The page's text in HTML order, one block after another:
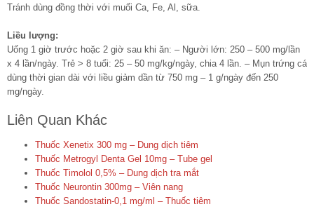
Tránh dùng đồng thời với muối Ca, Fe, Al, sữa.
Liều lượng:
Uống 1 giờ trước hoặc 2 giờ sau khi ăn: – Người lớn: 250 – 500 mg/lần
x 4 lần/ngày. Trẻ > 8 tuổi: 25 – 50 mg/kg/ngày, chia 4 lần. – Mụn trứng cá
dùng thời gian dài với liều giảm dần từ 750 mg – 1 g/ngày đến 250
mg/ngày.
Liên Quan Khác
Thuốc Xenetix 300 mg – Dung dịch tiêm
Thuốc Metrogyl Denta Gel 10mg – Tube gel
Thuốc Timolol 0,5% – Dung dịch tra mắt
Thuốc Neurontin 300mg – Viên nang
Thuốc Sandostatin-0,1 mg/ml – Thuốc tiêm